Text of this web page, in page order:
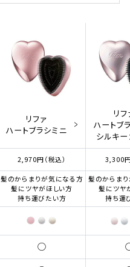
リファ
ハートブラシミニ
リ
ハートブ
シルキ
2,970円（税込） 3,300円
髪のからまりが気になる方
髪にツヤがほしい方
持ち運びたい方
髪のからま
髪にツヤ
持ち運
○